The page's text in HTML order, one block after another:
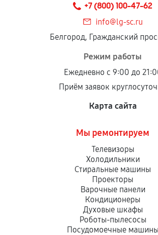
Установка была выполнена нашим
центром.
При этом гарантия на сами
продавца. За качество сторонних
сервисный центр ответственности не
+7 (800) 100-47-62
info@lg-sc.ru
Белгород, Гражданский
Режим работы
Ежедневно с 9:00 до
Приём заявок
Карта сайта
Мы ремонтируем
Телевизоры
Холодильники
Стиральные машины
Проекторы
Варочные панели
Кондиционеры
Духовые шкафы
Роботы-пылесосы
Посудомоечные машины